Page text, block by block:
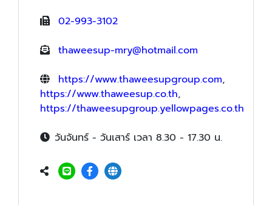
02-993-3102
thaweesup-mry@hotmail.com
https://www.thaweesupgroup.com,
https://www.thaweesup.co.th,
https://thaweesupgroup.yellowpages.co.th
วันจันทร์ - วันเสาร์ เวลา 8.30 - 17.30 น.